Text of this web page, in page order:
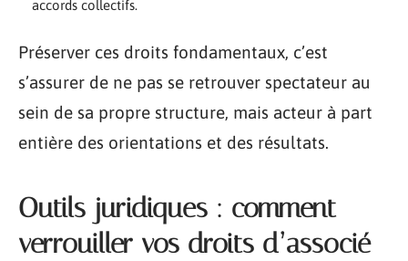
accords collectifs.
Préserver ces droits fondamentaux, c’est
s’assurer de ne pas se retrouver spectateur au
sein de sa propre structure, mais acteur à part
entière des orientations et des résultats.
Outils juridiques : comment
verrouiller vos droits d’associé